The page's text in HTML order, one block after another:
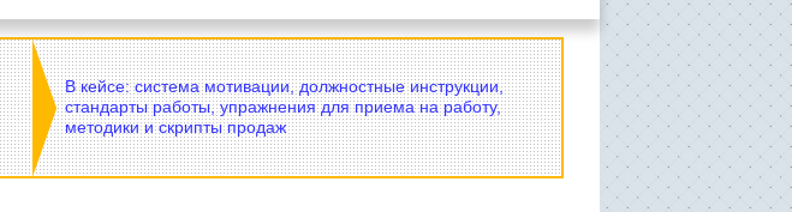
В кейсе: система мотивации, должностные инструкции,
стандарты работы, упражнения для приема на работу,
методики и скрипты продаж